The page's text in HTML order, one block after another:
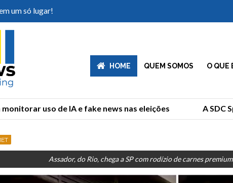
um só lugar!
HOME QUEM SOMOS O QUE
uso de IA e fake news nas eleições A SDC
Assador, do Rio, chega a SP com rodízio de carnes